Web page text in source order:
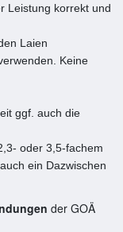
Leistung korrekt und
Laien
Keine
ggf. auch die
oder 3,5-fachem
ein Dazwischen
der GOÄ